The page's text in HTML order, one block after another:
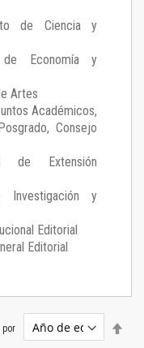
de Ciencia y
Economía y
Artes
Académicos,
Consejo
de Extensión
Investigación y
Editorial
Editorial
por